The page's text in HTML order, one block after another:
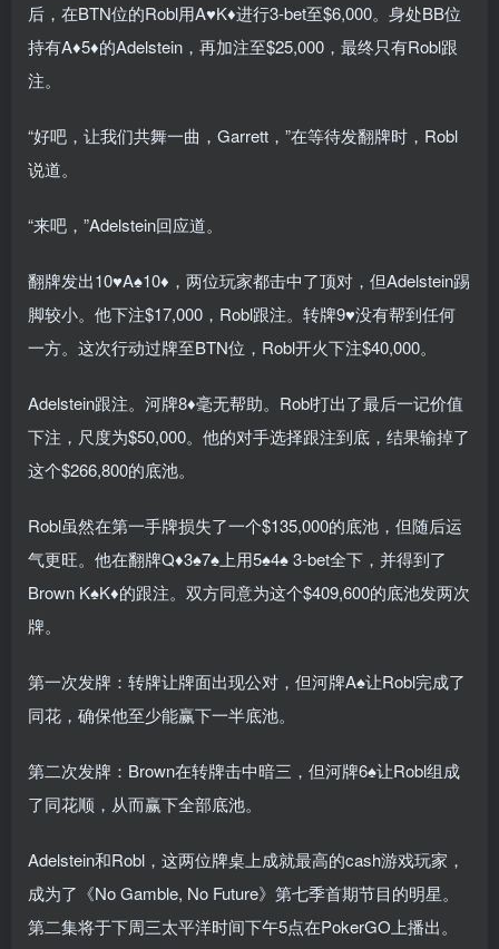
后，在BTN位的Robl用A♥K♦进行3-bet至$6,000。身处BB位
持有A♦5♦的Adelstein，再加注至$25,000，最终只有Robl跟
注。
“好吧，让我们共舞一曲，Garrett，”在等待发翻牌时，Robl
说道。
“来吧，”Adelstein回应道。
翻牌发出10♥A♠10♦，两位玩家都击中了顶对，但Adelstein踢
脚较小。他下注$17,000，Robl跟注。转牌9♥没有帮到任何
一方。这次行动过牌至BTN位，Robl开火下注$40,000。
Adelstein跟注。河牌8♦毫无帮助。Robl打出了最后一记价值
下注，尺度为$50,000。他的对手选择跟注到底，结果输掉了
这个$266,800的底池。
Robl虽然在第一手牌损失了一个$135,000的底池，但随后运
气更旺。他在翻牌Q♦3♠7♠上用5♠4♠ 3-bet全下，并得到了
Brown K♠K♦的跟注。双方同意为这个$409,600的底池发两次
牌。
第一次发牌：转牌让牌面出现公对，但河牌A♠让Robl完成了
同花，确保他至少能赢下一半底池。
第二次发牌：Brown在转牌击中暗三，但河牌6♠让Robl组成
了同花顺，从而赢下全部底池。
Adelstein和Robl，这两位牌桌上成就最高的cash游戏玩家，
成为了《No Gamble, No Future》第七季首期节目的明星。
第二集将于下周三太平洋时间下午5点在PokerGO上播出。